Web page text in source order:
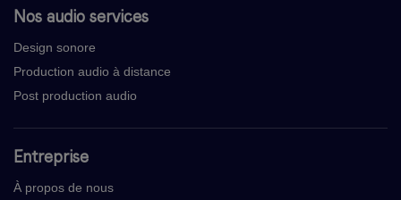
Nos audio services
Design sonore
Production audio à distance
Post production audio
Entreprise
À propos de nous